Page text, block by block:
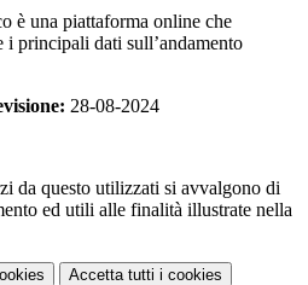
è una piattaforma online che
i principali dati sull’andamento
28-08-2024
da questo utilizzati si avvalgono di
ed utili alle finalità illustrate nella
Accetta tutti i cookies